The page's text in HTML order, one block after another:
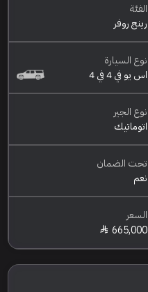
الفئة
رينج روفر
نوع السيارة
اس يو في 4 في 4
نوع الجير
اتوماتيك
تحت الضمان
نعم
السعر
665,000